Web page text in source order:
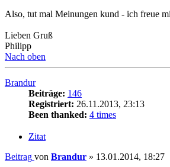
Also, tut mal Meinungen kund - ich freue
Lieben Gruß
Philipp
Nach oben
Brandur
Beiträge: 146
Registriert: 26.11.2013, 23:13
Been thanked: 4 times
Zitat
Beitrag von Brandur » 13.01.2014, 18:27